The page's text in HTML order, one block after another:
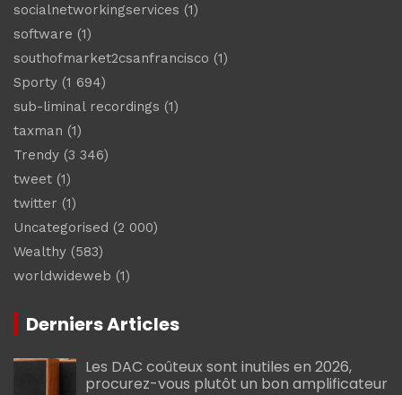
socialnetworkingservices (1)
software (1)
southofmarket2csanfrancisco (1)
Sporty (1 694)
sub-liminal recordings (1)
taxman (1)
Trendy (3 346)
tweet (1)
twitter (1)
Uncategorised (2 000)
Wealthy (583)
worldwideweb (1)
Derniers Articles
Les DAC coûteux sont inutiles en 2026,
procurez-vous plutôt un bon amplificateur